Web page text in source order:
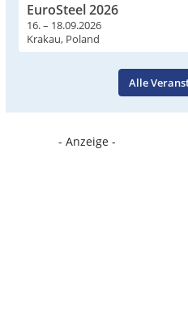
EuroSteel 2026
16. – 18.09.2026
Krakau, Poland
Alle
- Anzeige -